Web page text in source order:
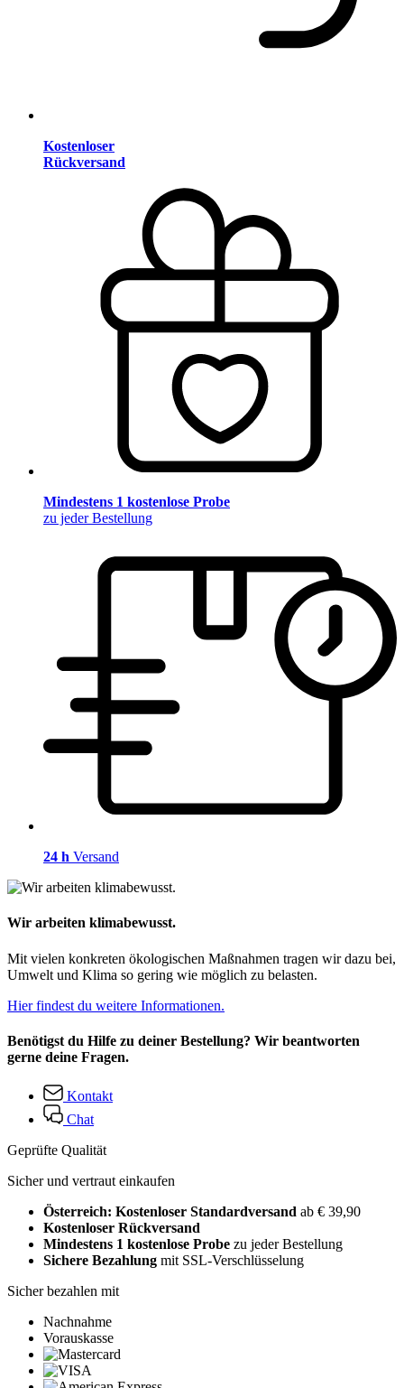
Kostenloser
Rückversand
Mindestens 1 kostenlose Probe
zu jeder Bestellung
24 h Versand
Wir arbeiten klimabewusst.
Mit vielen konkreten ökologischen Maßnahmen tragen wir dazu bei,
Umwelt und Klima so gering wie möglich zu belasten.
Hier findest du weitere Informationen.
Benötigst du Hilfe zu deiner Bestellung? Wir beantworten
gerne deine Fragen.
Kontakt
Chat
Geprüfte Qualität
Sicher und vertraut einkaufen
Österreich: Kostenloser Standardversand ab € 39,90
Kostenloser Rückversand
Mindestens 1 kostenlose Probe zu jeder Bestellung
Sichere Bezahlung mit SSL-Verschlüsselung
Sicher bezahlen mit
Nachnahme
Vorauskasse